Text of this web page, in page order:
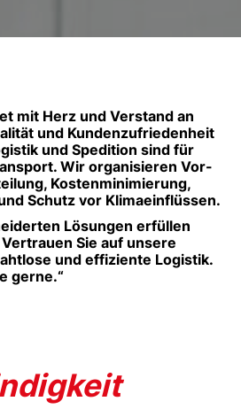
mit Herz und Verstand an
und Kundenzufriedenheit
und Spedition sind für
Wir organisieren Vor-
Kostenminimierung,
Schutz vor Klimaeinflüssen.
Lösungen erfüllen
Sie auf unsere
und effiziente Logistik.
gerne.“